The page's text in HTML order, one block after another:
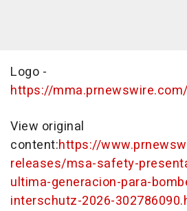
Logo -
https://
View original
content:https://
releases/msa-safety-
ultima-generacion-para-
interschutz-2026-